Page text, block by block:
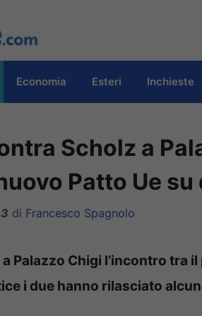
Economia Esteri Inchieste
Scholz a
Patto Ue su
di Francesco Spagnolo
a Palazzo Chigi l’incontro tra
i due hanno rilasciato